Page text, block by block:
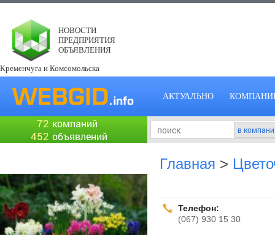
НОВОСТИ
ПРЕДПРИЯТИЯ
ОБЪЯВЛЕНИЯ
Кременчуга и Комсомольска
АКТУАЛЬНО
72 компаний
452 объявлений
Главная >
Телефон:
(067) 930 15 30